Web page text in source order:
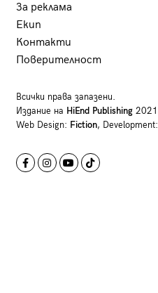
За реклама
Екип
Контакти
Поверителност
Всички права запазени.
Издание на HiEnd Publishing2021
Web Design: Fiction, Development: